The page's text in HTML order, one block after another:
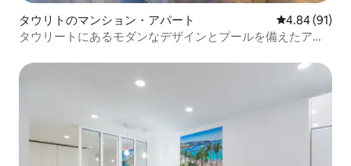
タウリトのマンション・アパート レビュー91
4.84 (91)
タウリートにあるモダンなデザインとプールを備えたアパ